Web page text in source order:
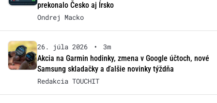
prekonalo Česko aj Írsko
Ondrej Macko
26. júla 2026 •
3m
Akcia na Garmin hodinky, zmena v Google účtoch, nové
Samsung skladačky a ďalšie novinky týždňa
Redakcia TOUCHIT